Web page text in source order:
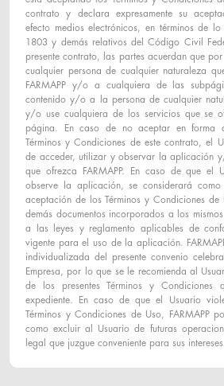
contrato y declara expresamente su
efecto medios electrónicos, en términos de
1803 y demás relativos del Código Civil
presente contrato, las partes acuerdan que por
cualquier persona de cualquier naturaleza
FARMAPP y/o a cualquiera de las
contenido y/o a la persona de cualquier
y/o use cualquiera de los servicios que se
página. En caso de no aceptar en forma
Términos y Condiciones de este contrato, el
de acceder, utilizar y observar la aplicación
que ofrezca FARMAPP. En caso de que el
observe la aplicación, se considerará
aceptación de los Términos y Condiciones
demás documentos incorporados a los
a las leyes y reglamento aplicables de
vigente para el uso de la aplicación.
individualizada del presente convenio
Empresa, por lo que se le recomienda al
de los presentes Términos y
expediente. En caso de que el Usuario
Términos y Condiciones de Uso, FARMAPP
como excluir al Usuario de futuras
legal que juzgue conveniente para sus intereses.